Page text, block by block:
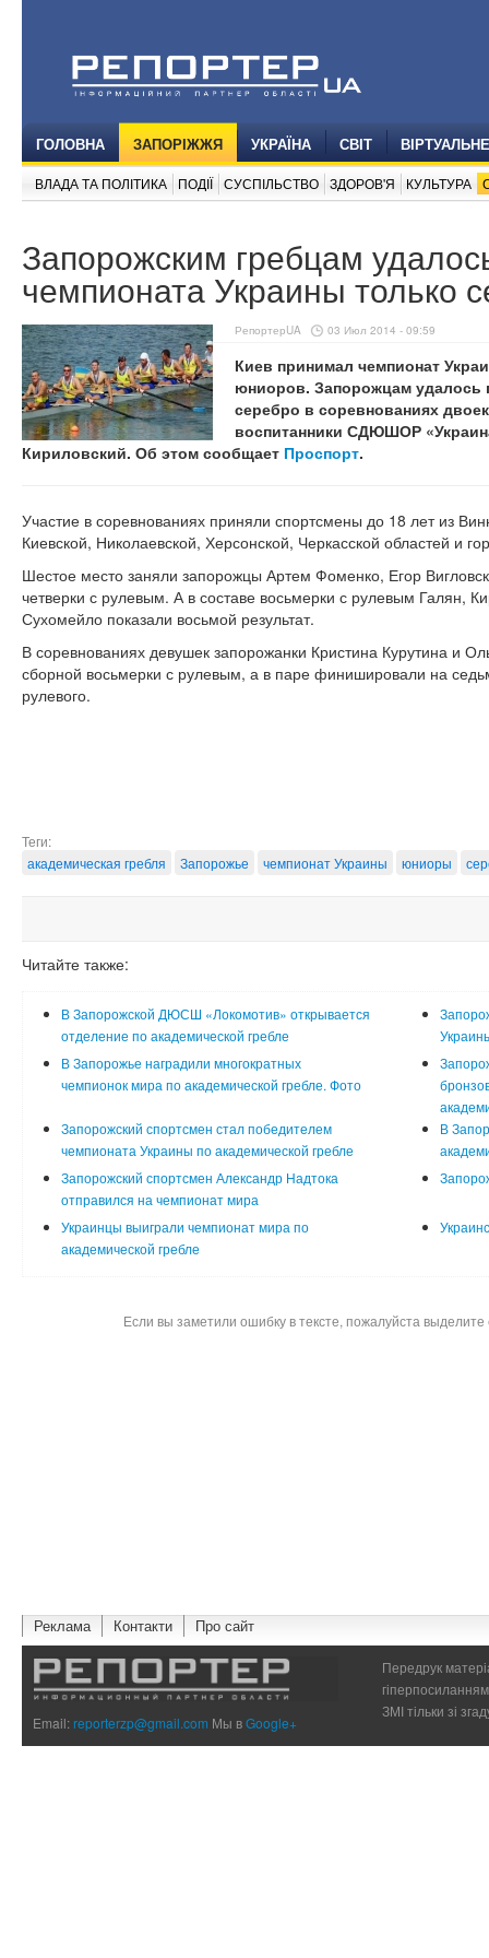
ГОЛОВНА ЗАПОРІЖЖЯ УКРАЇНА СВІТ
ВЛАДА ТА ПОЛІТИКА ПОДІЇ СУСПІЛЬСТВО ЗДОРОВ'Я КУЛЬТУРА
Запорожским гребцам
чемпионата Украины только
РепортерUA 03 Июл 2014 - 09:59
Киев принимал чемпионат
юниоров. Запорожцам удалось
серебро в соревнованиях
воспитанники СДЮШОР
Кириловский. Об этом сообщает Проспорт.
Участие в соревнованиях приняли спортсмены до 18 лет из
Киевской, Николаевской, Херсонской, Черкасской областей и
Шестое место заняли запорожцы Артем Фоменко, Егор
четверки с рулевым. А в составе восьмерки с рулевым Галян,
Сухомейло показали восьмой результат.
В соревнованиях девушек запорожанки Кристина Курутина и
сборной восьмерки с рулевым, а в паре финишировали на
рулевого.
Теги:
академическая гребля
Запорожье чемпионат Украины юниоры
Читайте также:
В Запорожской ДЮСШ «Локомотив» открывается
отделение по академической гребле
В Запорожье наградили многократных
чемпионок мира по академической гребле. Фото
Запорожский спортсмен стал победителем
чемпионата Украины по академической гребле
В
Запорожский спортсмен Александр Надтока
отправился на чемпионат мира
Украинцы выиграли чемпионат мира по
академической гребле
Если вы заметили ошибку в тексте, пожалуйста
Реклама Контакти Про сайт
Email:reporterzp@gmail.com Мы вGoogle+
Передрук
ЗМІ тільки зі